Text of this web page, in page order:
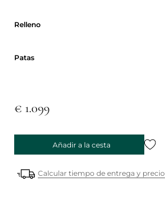
Relleno
Patas
€ 1.099
Añadir a la cesta
Calcular tiempo de entrega y precio